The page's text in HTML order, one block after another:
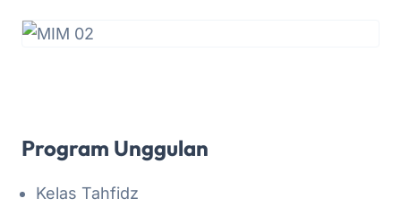
Program Unggulan
Kelas Tahfidz